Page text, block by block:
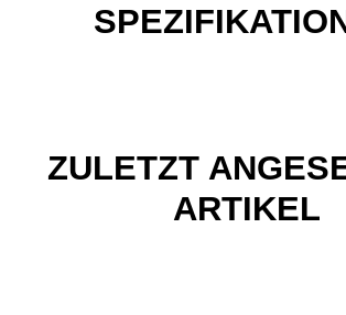
ZULETZT
ARTIKEL